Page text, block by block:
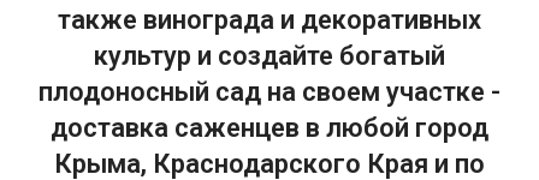
также винограда и декоративных
культур и создайте богатый
плодоносный сад на своем участке -
доставка саженцев в любой город
Крыма, Краснодарского Края и по